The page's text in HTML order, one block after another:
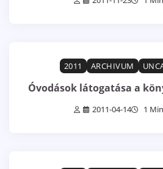
2011 ARCHIVUM
Óvodások látogatása a
2011-04-14 1